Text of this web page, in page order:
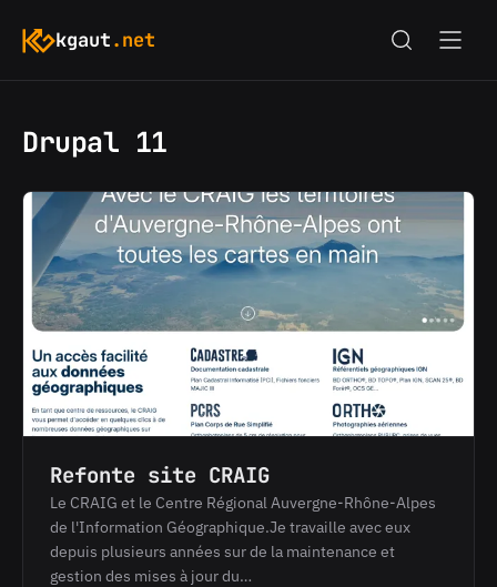
kgaut.net
Drupal 11
Refonte site CRAIG
Le CRAIG et le Centre Régional Auvergne-Rhône-Alpes
de l'Information Géographique.Je travaille avec eux
depuis plusieurs années sur de la maintenance et
gestion des mises à jour du…